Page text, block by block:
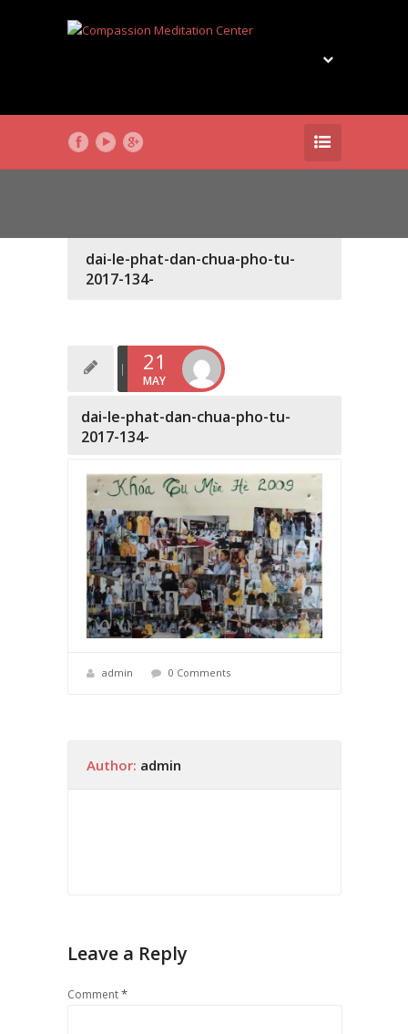
dai-le-phat-dan-chua-pho-tu-
2017-134-
21
MAY
dai-le-phat-dan-chua-pho-tu-
2017-134-
admin 0 Comments
Author: admin
Leave a Reply
Comment*